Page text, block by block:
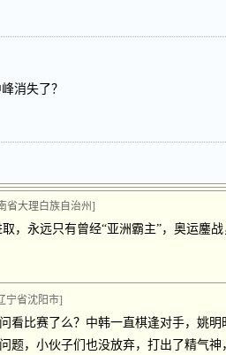
消失了？
省大理白族自治州]
，永远只有曾经“亚洲霸主”，奥运鏖
宁省沈阳市]
看比赛了么？中韩一直棋逢对手，姚
题，小伙子们也没放弃，打出了精气